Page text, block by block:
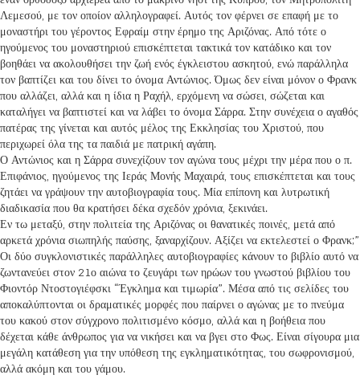
Λεμεσού, με τον οποίον αλληλογραφεί. Αυτός τον φέρνει σε επαφή με το
μοναστήρι του γέροντος Εφραίμ στην έρημο της Αριζόνας. Από τότε ο
ηγούμενος του μοναστηριού επισκέπτεται τακτικά τον κατάδικο και τον
βοηθάει να ακολουθήσει την ζωή ενός έγκλειστου ασκητού, ενώ παράλληλα
τον βαπτίζει και του δίνει το όνομα Αντώνιος. Όμως δεν είναι μόνον ο Φρανκ
που αλλάζει, αλλά και η ίδια η Ραχήλ, ερχόμενη να σώσει, σώζεται και
καταλήγει να βαπτιστεί και να λάβει το όνομα Σάρρα. Στην συνέχεια ο αγαθός
πατέρας της γίνεται και αυτός μέλος της Εκκλησίας του Χριστού, που
περιχωρεί όλα της τα παιδιά με πατρική αγάπη.
Ο Αντώνιος και η Σάρρα συνεχίζουν τον αγώνα τους μέχρι την μέρα που ο π.
Επιφάνιος, ηγούμενος της Ιεράς Μονής Μαχαιρά, τους επισκέπτεται και τους
ζητάει να γράψουν την αυτοβιογραφία τους. Μία επίπονη και λυτρωτική
διαδικασία που θα κρατήσει δέκα σχεδόν χρόνια, ξεκινάει.
Εν τω μεταξύ, στην πολιτεία της Αριζόνας οι θανατικές ποινές, μετά από
αρκετά χρόνια σιωπηλής παύσης, ξαναρχίζουν. Αξίζει να εκτελεστεί ο Φρανκ;”
Οι δύο συγκλονιστικές παράλληλες αυτοβιογραφίες κάνουν το βιβλίο αυτό να
ζωντανεύει στον 21ο αιώνα το ζευγάρι των ηρώων του γνωστού βιβλίου του
Φιοντόρ Ντοστογιέφσκι “Έγκλημα και τιμωρία”. Μέσα από τις σελίδες του
αποκαλύπτονται οι δραματικές μορφές που παίρνει ο αγώνας με το πνεύμα
του κακού στον σύγχρονο πολιτισμένο κόσμο, αλλά και η βοήθεια που
δέχεται κάθε άνθρωπος για να νικήσει και να βγει στο Φως. Είναι σίγουρα μια
μεγάλη κατάθεση για την υπόθεση της εγκληματικότητας, του σωφρονισμού,
αλλά ακόμη και του γάμου.